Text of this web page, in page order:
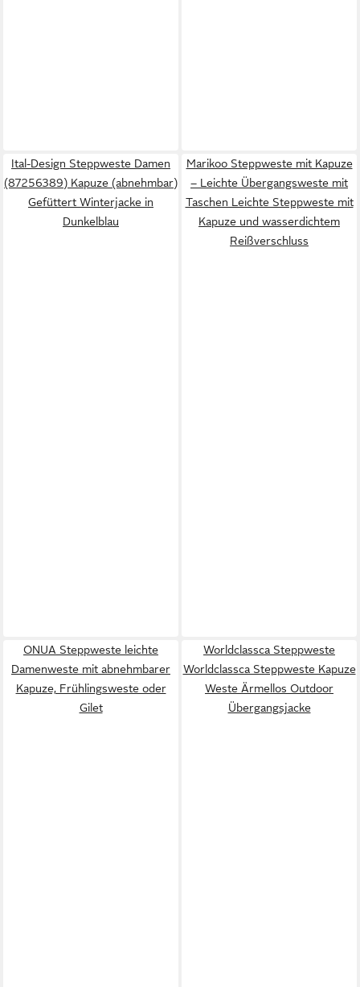
Ital-Design Steppweste Damen
(87256389) Kapuze (abnehmbar)
Gefüttert Winterjacke in
Dunkelblau
Marikoo Steppweste mit Kapuze
– Leichte Übergangsweste mit
Taschen Leichte Steppweste mit
Kapuze und wasserdichtem
Reißverschluss
ONUA Steppweste leichte
Damenweste mit abnehmbarer
Kapuze, Frühlingsweste oder
Gilet
Worldclassca Steppweste
Worldclassca Steppweste Kapuze
Weste Ärmellos Outdoor
Übergangsjacke